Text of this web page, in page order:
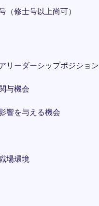
修士号以上尚可）
リーダーシップポジション
与機会
響を与える機会
場環境